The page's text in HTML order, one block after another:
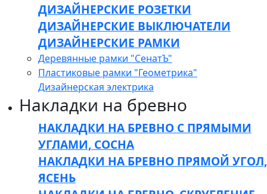
ДИЗАЙНЕРСКИЕ РОЗЕТКИ
ДИЗАЙНЕРСКИЕ ВЫКЛЮЧАТЕЛИ
ДИЗАЙНЕРСКИЕ РАМКИ
Деревянные рамки "СенатЪ"
Пластиковые рамки "Геометрика"
Дизайнерская электрика
Накладки на бревно
НАКЛАДКИ НА БРЕВНО С ПРЯМЫМИ
УГЛАМИ, СОСНА
НАКЛАДКИ НА БРЕВНО ПРЯМОЙ УГОЛ,
ЯСЕНЬ